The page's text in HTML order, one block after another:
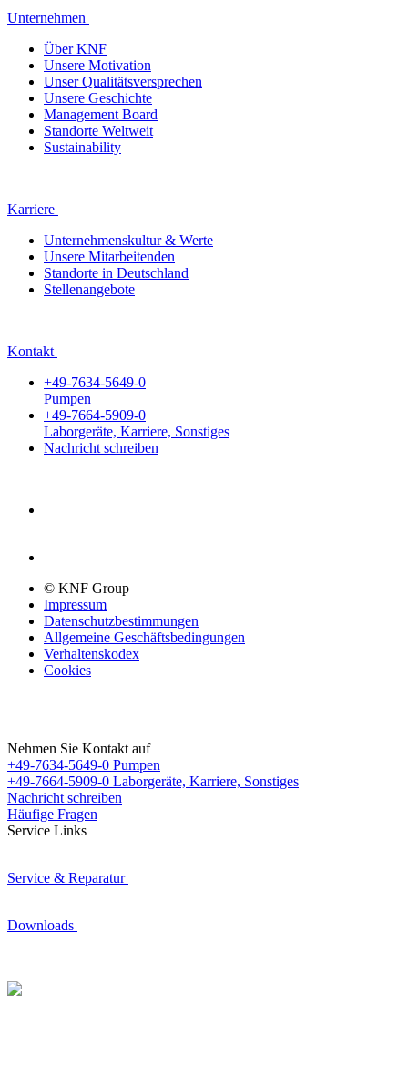
Unternehmen
Über KNF
Unsere Motivation
Unser Qualitätsversprechen
Unsere Geschichte
Management Board
Standorte Weltweit
Sustainability
Karriere
Unternehmenskultur & Werte
Unsere Mitarbeitenden
Standorte in Deutschland
Stellenangebote
Kontakt
+49-7634-5649-0
Pumpen
+49-7664-5909-0
Laborgeräte, Karriere, Sonstiges
Nachricht schreiben
© KNF Group
Impressum
Datenschutzbestimmungen
Allgemeine Geschäftsbedingungen
Verhaltenskodex
Cookies
Nehmen Sie Kontakt auf
+49-7634-5649-0 Pumpen
+49-7664-5909-0 Laborgeräte, Karriere, Sonstiges
Nachricht schreiben
Häufige Fragen
Service Links
Service & Reparatur
Downloads